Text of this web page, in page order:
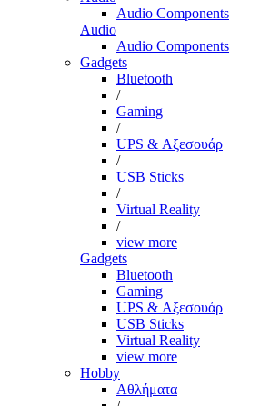
Audio Components
Audio
Audio Components
Gadgets
Bluetooth
/
Gaming
/
UPS & Αξεσουάρ
/
USB Sticks
/
Virtual Reality
/
view more
Gadgets
Bluetooth
Gaming
UPS & Αξεσουάρ
USB Sticks
Virtual Reality
view more
Hobby
Αθλήματα